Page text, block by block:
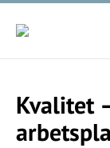
Kvalitet